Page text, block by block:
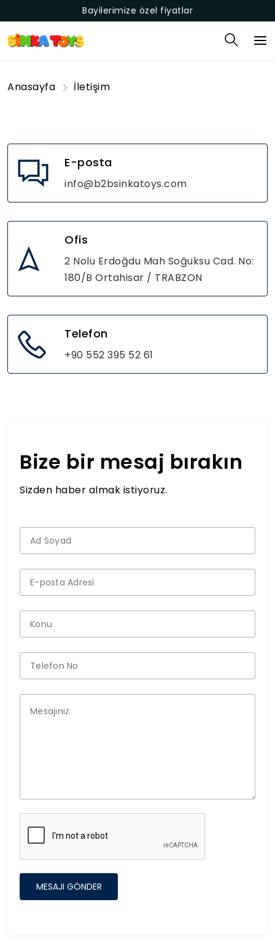
Bayilerimize özel fiyatlar
Anasayfa İletişim
E-posta
info@b2bsinkatoys.com
Ofis
2 Nolu Erdoğdu Mah Soğuksu Cad. No:
180/B Ortahisar / TRABZON
Telefon
+90 552 395 52 61
Bize bir mesaj bırakın
Sizden haber almak istiyoruz.
MESAJI GÖNDER